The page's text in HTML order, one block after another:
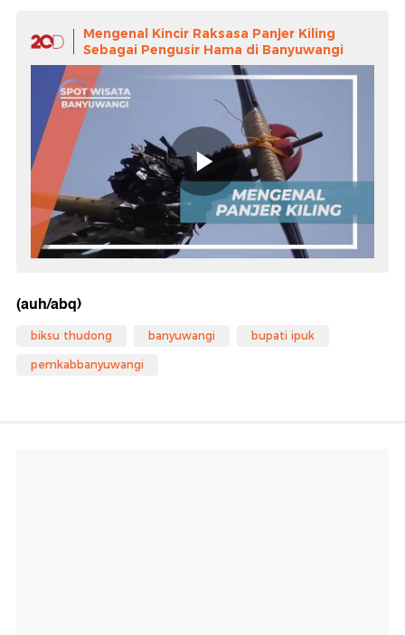
Mengenal Kincir Raksasa Panjer Kiling
Sebagai Pengusir Hama di Banyuwangi
(auh/abq)
biksu thudong banyuwangi bupati ipuk
pemkabbanyuwangi